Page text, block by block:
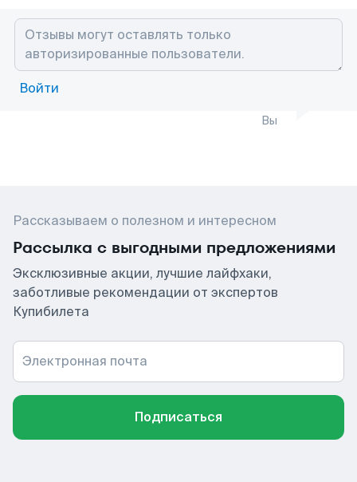
Войти
Вы
Рассказываем о полезном и интересном
Рассылка с выгодными предложениями
Эксклюзивные акции, лучшие лайфхаки,
заботливые рекомендации от экспертов
Купибилета
Электронная почта
Подписаться